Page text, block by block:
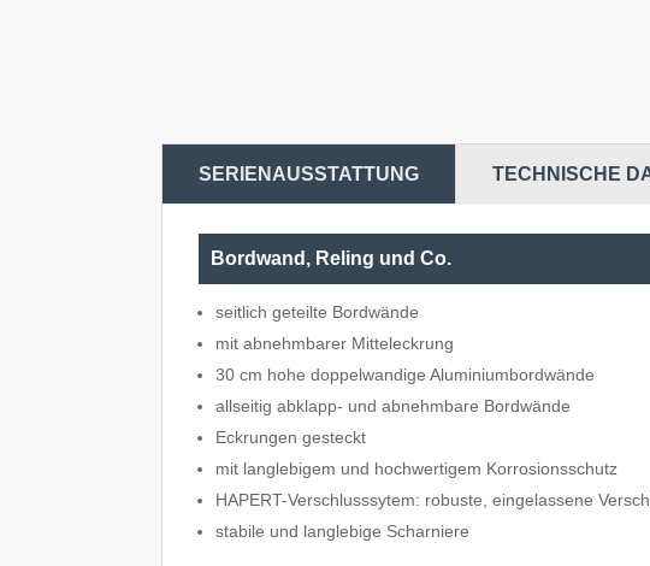
SERIENAUSSTATTUNG TECHNISCHE
Bordwand, Reling und Co.
seitlich geteilte Bordwände
mit abnehmbarer Mitteleckrung
30 cm hohe doppelwandige Aluminiumbordwände
allseitig abklapp- und abnehmbare Bordwände
Eckrungen gesteckt
mit langlebigem und hochwertigem Korrosionsschutz
HAPERT-Verschlusssytem: robuste, eingelassene
stabile und langlebige Scharniere